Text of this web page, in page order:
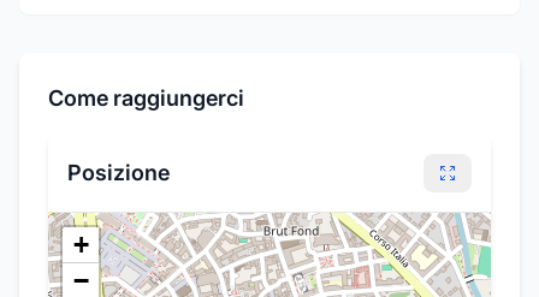
Come raggiungerci
Posizione
+
−